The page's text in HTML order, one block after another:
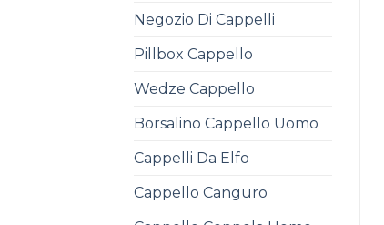
Negozio Di Cappelli
Pillbox Cappello
Wedze Cappello
Borsalino Cappello Uomo
Cappelli Da Elfo
Cappello Canguro